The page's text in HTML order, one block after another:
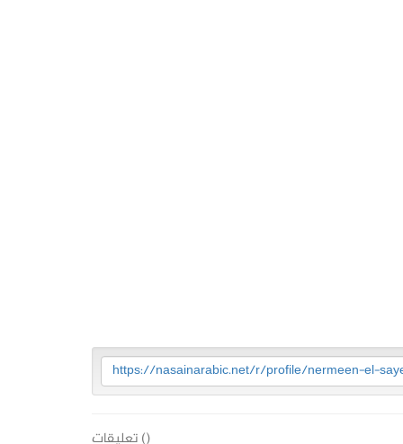
https://nasainarabic.net/r/profile/nermeen-el-
() تعليقات